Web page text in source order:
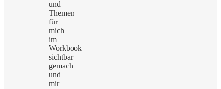
und
Themen
für
mich
im
Workbook
sichtbar
gemacht
und
mir